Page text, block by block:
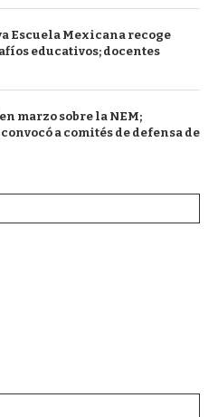
Escuela Mexicana recoge
educativos; docentes
marzo sobre la NEM;
a comités de defensa de